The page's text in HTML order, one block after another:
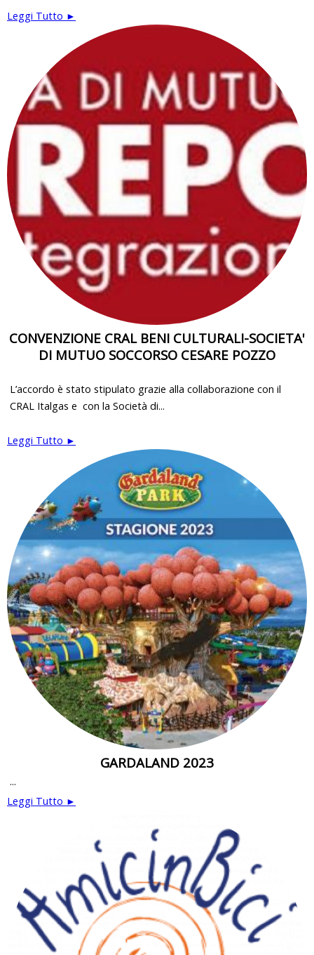
Leggi Tutto ►
CONVENZIONE CRAL BENI CULTURALI-SOCIETA'
DI MUTUO SOCCORSO CESARE POZZO
L’accordo è stato stipulato grazie alla collaborazione con il
CRAL Italgas e con la Società di...
Leggi Tutto ►
GARDALAND 2023
...
Leggi Tutto ►